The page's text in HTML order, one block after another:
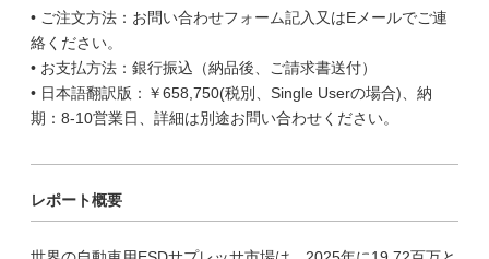
• ご注文方法：お問い合わせフォーム記入又はEメールでご連
絡ください。
• お支払方法：銀行振込（納品後、ご請求書送付）
• 日本語翻訳版：￥658,750(税別、Single Userの場合)、納
期：8-10営業日、詳細は別途お問い合わせください。
レポート概要